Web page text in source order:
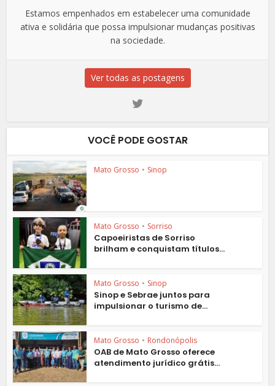
Estamos empenhados em estabelecer uma comunidade
ativa e solidária que possa impulsionar mudanças positivas
na sociedade.
Ver todas as postagens
VOCÊ PODE GOSTAR
Mato Grosso • Sinop
Mato Grosso • Sorriso
Capoeiristas de Sorriso
brilham e conquistam títulos...
Mato Grosso • Sinop
Sinop e Sebrae juntos para
impulsionar o turismo de...
Mato Grosso • Rondonópolis
OAB de Mato Grosso oferece
atendimento jurídico grátis...